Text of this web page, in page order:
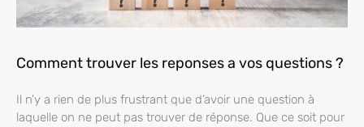
Comment trouver les reponses a vos questions ?
Il n’y a rien de plus frustrant que d’avoir une question à
laquelle on ne peut pas trouver de réponse. Que ce soit pour